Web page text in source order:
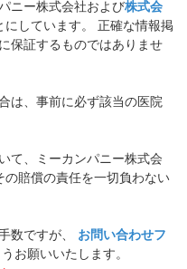
ニー株式会社および株式会
しています。 正確な情報掲
保証するものではありませ
は、事前に必ず該当の医院
て、ミーカンパニー株式会
の賠償の責任を一切負わない
数ですが、
お問い合わせフ
お願いいたします。